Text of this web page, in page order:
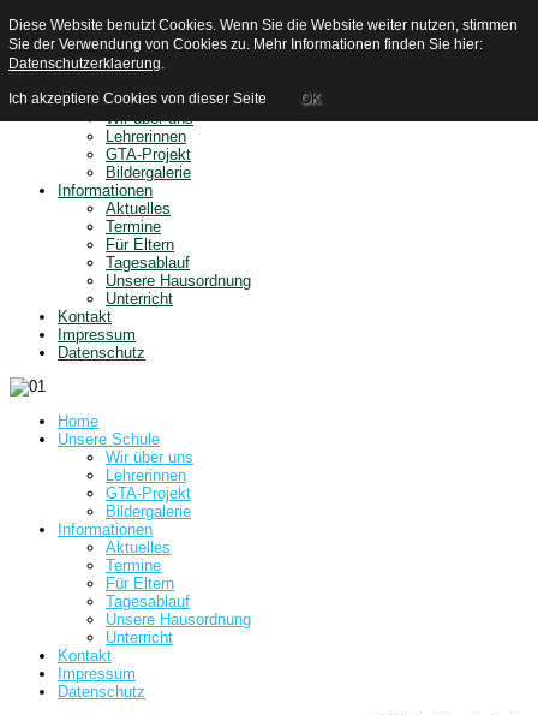
Aktuelle Seite:Home
Suchen...
Unsere Schule
Wir über uns
Lehrerinnen
GTA-Projekt
Bildergalerie
Informationen
Aktuelles
Termine
Für Eltern
Tagesablauf
Unsere Hausordnung
Unterricht
Kontakt
Impressum
Datenschutz
Home
Unsere Schule
Wir über uns
Lehrerinnen
GTA-Projekt
Bildergalerie
Informationen
Aktuelles
Termine
Für Eltern
Tagesablauf
Unsere Hausordnung
Unterricht
Kontakt
Impressum
Datenschutz
Diese Website benutzt Cookies. Wenn Sie die Website weiter nutzen, stimmen
Sie der Verwendung von Cookies zu. Mehr Informationen finden Sie hier:
Datenschutzerklaerung.
Ich akzeptiere Cookies von dieser Seite OK